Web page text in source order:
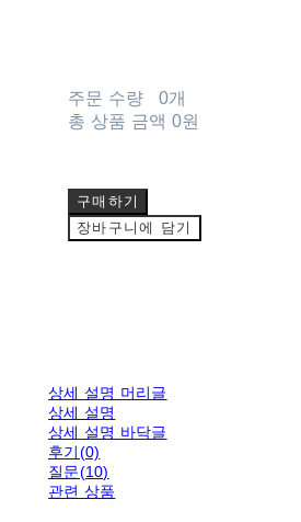
주문 수량
0개
총 상품 금액 0원
구매하기
장바구니에 담기
상세 설명 머리글
상세 설명
상세 설명 바닥글
후기(0)
질문(10)
관련 상품